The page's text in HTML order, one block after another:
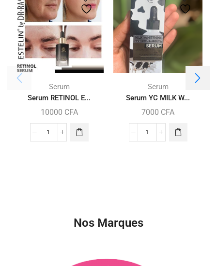
Serum
Serum RETINOL E...
10000 CFA
Serum
Serum YC MILK W...
7000 CFA
Nos Marques